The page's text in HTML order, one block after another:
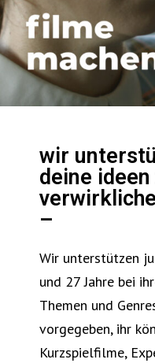
wir
deine ideen
–
Wir unterstützen
und 27 Jahre bei
Themen und
vorgegeben, ihr
Kurzspielfilme,